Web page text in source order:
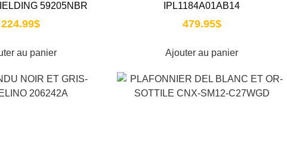
59205NBR
224.99$
au panier
IPL1184A01AB14
479.95$
Ajouter au panier